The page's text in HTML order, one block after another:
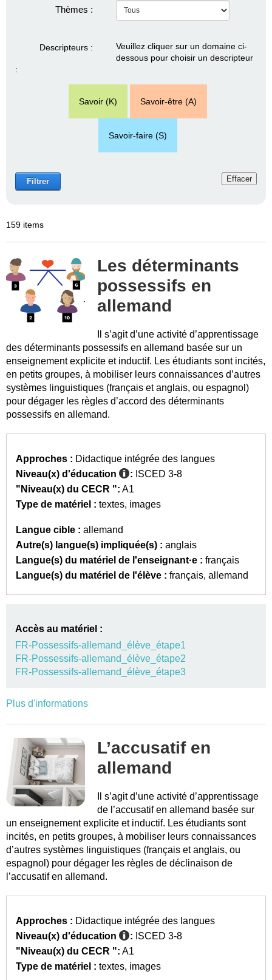
Thèmes :
Descripteurs :
Veuillez cliquer sur un domaine ci-
dessous pour choisir un descripteur
:
Savoir (K) Savoir-être (A)
Savoir-faire (S)
Filtrer Effacer
159 items
Les déterminants
possessifs en
allemand
Il s’agit d’une activité d’apprentissage
des déterminants possessifs en allemand basée sur un
enseignement explicite et inductif. Les étudiants sont incités,
en petits groupes, à mobiliser leurs connaissances d’autres
systèmes linguistiques (français et anglais, ou espagnol)
pour dégager les règles d’accord des déterminants
possessifs en allemand.
Approches : Didactique intégrée des langues
Niveau(x) d'éducation
: ISCED 3-8
"Niveau(x) du CECR ": A1
Type de matériel : textes images
Langue cible : allemand
Autre(s) langue(s) impliquée(s) : anglais
Langue(s) du matériel de l'enseignant·e : français
Langue(s) du matériel de l'élève : français allemand
Accès au matériel :
FR-Possessifs-allemand_élève_étape1
FR-Possessifs-allemand_élève_étape2
FR-Possessifs-allemand_élève_étape3
Plus d'informations
L’accusatif en
allemand
Il s’agit d’une activité d’apprentissage
de l’accusatif en allemand basée sur
un enseignement explicite et inductif. Les étudiants sont
incités, en petits groupes, à mobiliser leurs connaissances
d’autres systèmes linguistiques (français et anglais, ou
espagnol) pour dégager les règles de déclinaison de
l’accusatif en allemand.
Approches : Didactique intégrée des langues
Niveau(x) d'éducation
: ISCED 3-8
"Niveau(x) du CECR ": A1
Type de matériel : textes images